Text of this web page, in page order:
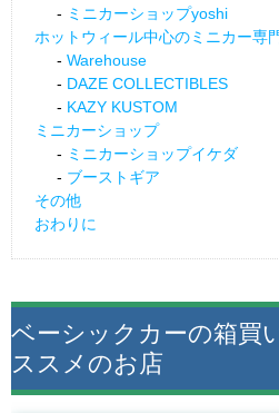
ミニカーショップyoshi
ホットウィール中心のミニカー専
Warehouse
DAZE COLLECTIBLES
KAZY KUSTOM
ミニカーショップ
ミニカーショップイケダ
ブーストギア
その他
おわりに
ベーシックカーの箱買
ススメのお店